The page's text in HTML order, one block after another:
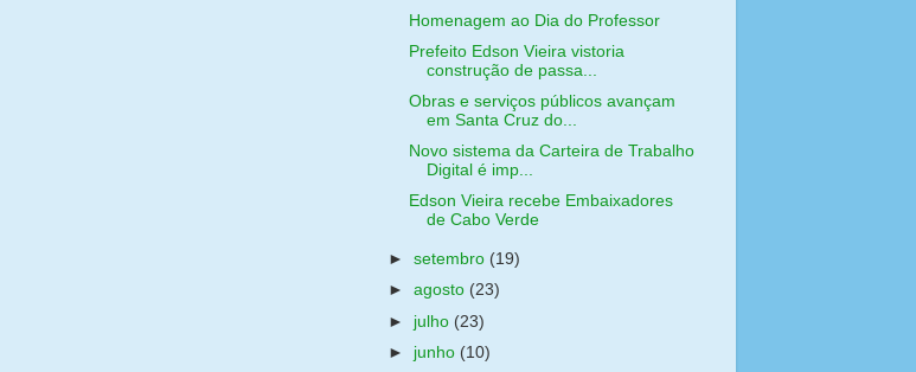
Homenagem ao Dia do Professor
Prefeito Edson Vieira vistoria
construção de passa...
Obras e serviços públicos avançam
em Santa Cruz do...
Novo sistema da Carteira de Trabalho
Digital é imp...
Edson Vieira recebe Embaixadores
de Cabo Verde
►setembro (19)
►agosto (23)
► julho (23)
► junho (10)